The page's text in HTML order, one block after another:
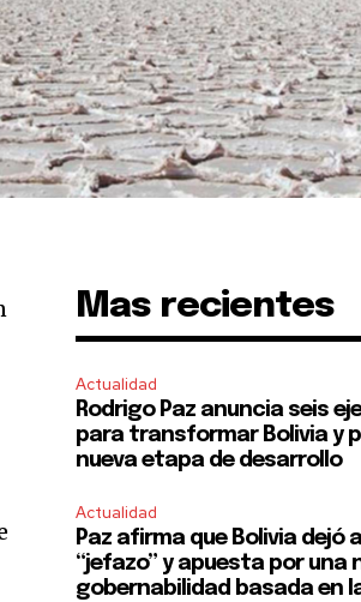
Mas recientes
Actualidad
Rodrigo Paz anuncia seis
para transformar Bolivia y
nueva etapa de desarrollo
Actualidad
Paz afirma que Bolivia dejó
“jefazo” y apuesta por una
gobernabilidad basada en